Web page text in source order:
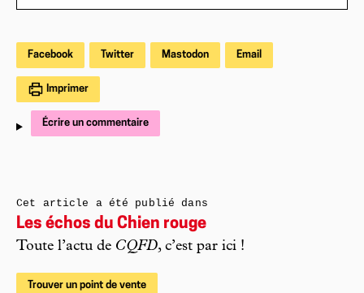
Facebook Twitter Mastodon Email
Imprimer
Écrire un commentaire
Cet article a été publié dans
Les échos du Chien rouge
Toute l’actu de CQFD, c’est par ici !
Trouver un point de vente